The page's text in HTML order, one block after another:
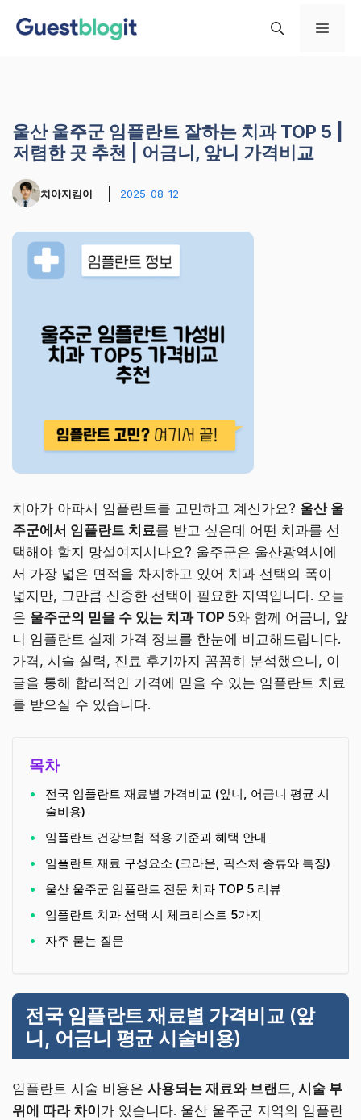
메
울산 울주군 임플란트 잘하는 치과 TOP 5 |
저렴한 곳 추천 | 어금니, 앞니 가격비교
치아지킴이 2025-08-12
치아가 아파서 임플란트를 고민하고 계신가요? 울산 울
주군에서 임플란트 치료를 받고 싶은데 어떤 치과를 선
택해야 할지 망설여지시나요? 울주군은 울산광역시에
서 가장 넓은 면적을 차지하고 있어 치과 선택의 폭이
넓지만, 그만큼 신중한 선택이 필요한 지역입니다. 오늘
은 울주군의 믿을 수 있는 치과 TOP 5와 함께 어금니, 앞
니 임플란트 실제 가격 정보를 한눈에 비교해드립니다.
가격, 시술 실력, 진료 후기까지 꼼꼼히 분석했으니, 이
글을 통해 합리적인 가격에 믿을 수 있는 임플란트 치료
를 받으실 수 있습니다.
목차
전국 임플란트 재료별 가격비교 (앞니, 어금니 평균 시
술비용)
임플란트 건강보험 적용 기준과 혜택 안내
임플란트 재료 구성요소 (크라운, 픽스처 종류와 특징)
울산 울주군 임플란트 전문 치과 TOP 5 리뷰
임플란트 치과 선택 시 체크리스트 5가지
자주 묻는 질문
전국 임플란트 재료별 가격비교 (앞
니, 어금니 평균 시술비용)
임플란트 시술 비용은 사용되는 재료와 브랜드, 시술 부
위에 따라 차이 가 있습니다. 울산 울주군 지역의 임플란